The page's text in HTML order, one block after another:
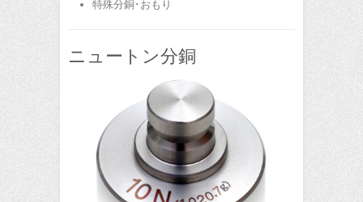
特殊分銅･おもり
ニュートン分銅